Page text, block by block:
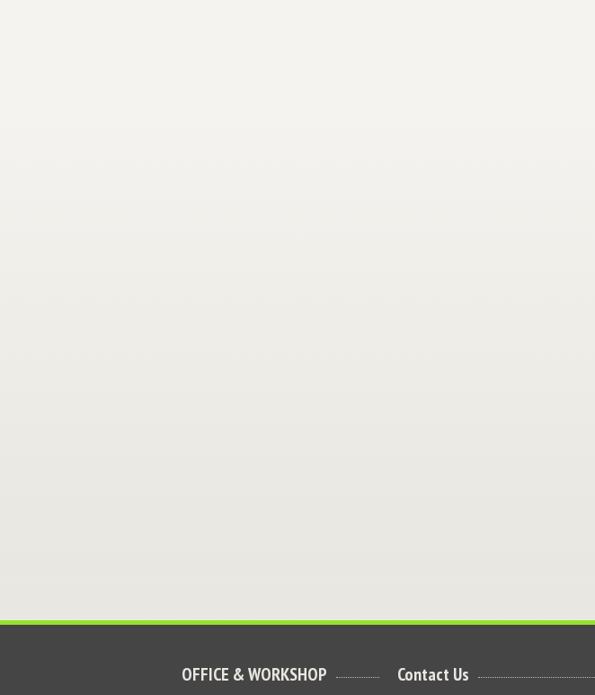
OFFICE & WORKSHOP Contact Us